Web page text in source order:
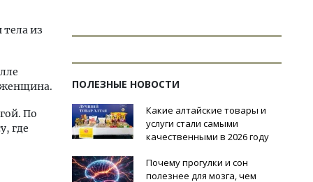
из
женщина.
По
где
ПОЛЕЗНЫЕ НОВОСТИ
Какие алтайские товары и
услуги стали самыми
качественными в 2026 году
Почему прогулки и сон
полезнее для мозга, чем